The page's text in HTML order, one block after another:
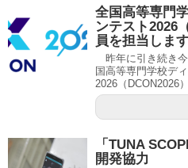
全国高等専門
ンテスト2026
員を担当しま
昨年に引き続き
国高等専門学校デ
2026（DCON2026
「TUNA
開発協力